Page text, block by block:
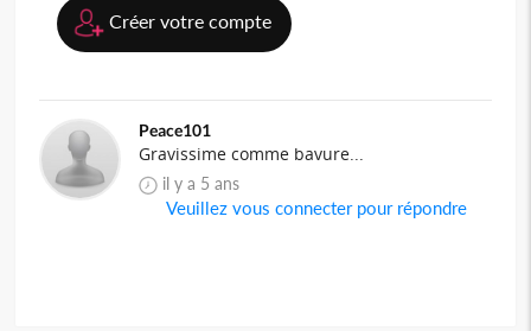
Créer votre compte
Peace101
Gravissime comme bavure...
il y a 5 ans
Veuillez vous connecter pour répondre